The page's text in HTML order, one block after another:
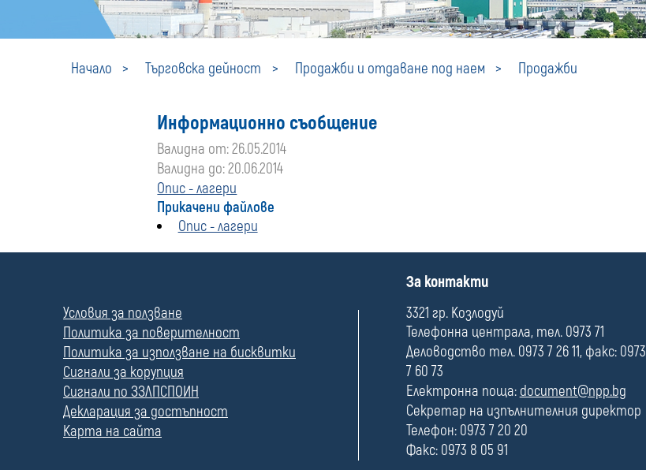
Начало Търговска дейност Продажби и отдаване под наем Продажби
Продажби
Информационно съобщение
Валидна от: 26.05.2014
Валидна до: 20.06.2014
Опис - лагери
Прикачени файлове
Опис - лагери
л
е
Условия за ползване
Политика за поверителност
Политика за използване на бисквитки
Сигнали за корупция
Сигнали по ЗЗЛПСПОИН
Декларация за достъпност
Карта на сайта
П
л
е
За контакти
3321 гр. Козлодуй
Телефонна централа, тел. 0973 71
Деловодство тел. 0973 7 26 11, факс: 0973
7 60 73
Електронна поща: document@npp.bg
Секретар на изпълнителния директор
Телефон: 0973 7 20 20
Факс: 0973 8 05 91